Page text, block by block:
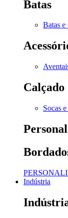
Batas
Batas
Calçado
Socas
Indústria